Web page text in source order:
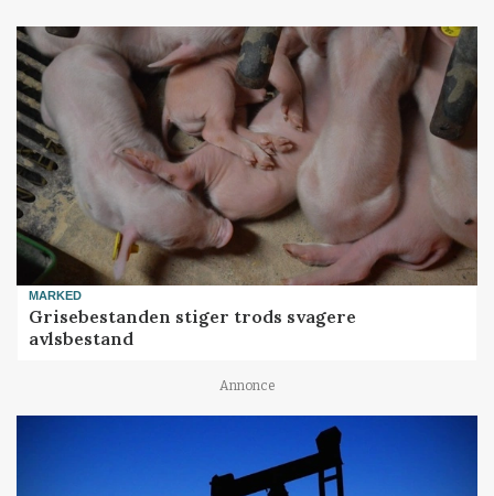
MARKED
Grisebestanden stiger trods svagere
avlsbestand
Annonce